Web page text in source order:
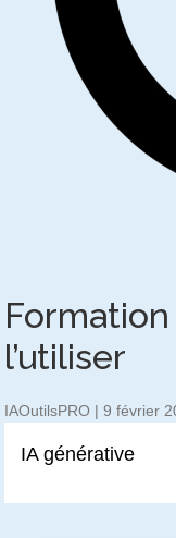
Formation
l’utiliser
IAOutilsPRO |9 février
IA générative